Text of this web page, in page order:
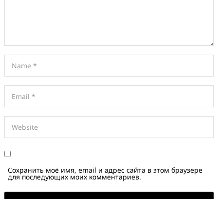
Сохранить моё имя, email и адрес сайта в этом браузере
для последующих моих комментариев.